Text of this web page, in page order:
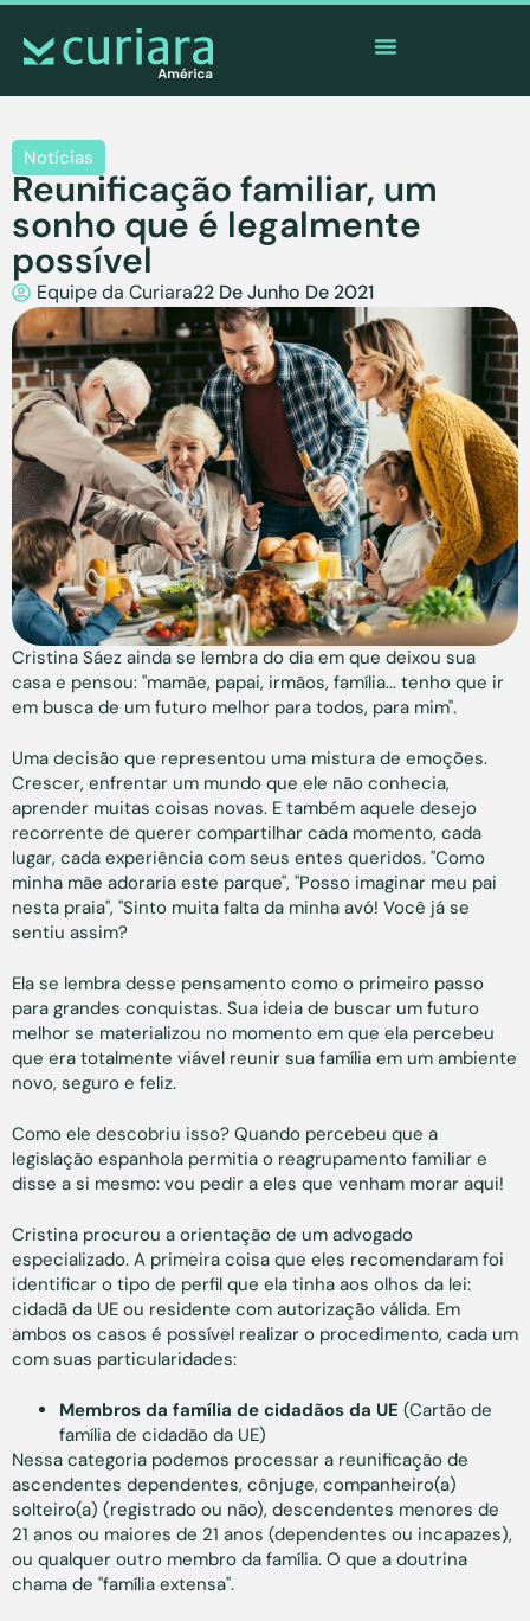
Notícias
Reunificação familiar, um
sonho que é legalmente
possível
Equipe da Curiara22 De Junho De 2021
Cristina Sáez ainda se lembra do dia em que deixou sua
casa e pensou: "mamãe, papai, irmãos, família... tenho que ir
em busca de um futuro melhor para todos, para mim".
Uma decisão que representou uma mistura de emoções.
Crescer, enfrentar um mundo que ele não conhecia,
aprender muitas coisas novas. E também aquele desejo
recorrente de querer compartilhar cada momento, cada
lugar, cada experiência com seus entes queridos. "Como
minha mãe adoraria este parque", "Posso imaginar meu pai
nesta praia", "Sinto muita falta da minha avó! Você já se
sentiu assim?
Ela se lembra desse pensamento como o primeiro passo
para grandes conquistas. Sua ideia de buscar um futuro
melhor se materializou no momento em que ela percebeu
que era totalmente viável reunir sua família em um ambiente
novo, seguro e feliz.
Como ele descobriu isso? Quando percebeu que a
legislação espanhola permitia o reagrupamento familiar e
disse a si mesmo: vou pedir a eles que venham morar aqui!
Cristina procurou a orientação de um advogado
especializado. A primeira coisa que eles recomendaram foi
identificar o tipo de perfil que ela tinha aos olhos da lei:
cidadã da UE ou residente com autorização válida. Em
ambos os casos é possível realizar o procedimento, cada um
com suas particularidades:
Membros da família de cidadãos da UE (Cartão de
família de cidadão da UE)
Nessa categoria podemos processar a reunificação de
ascendentes dependentes, cônjuge, companheiro(a)
solteiro(a) (registrado ou não), descendentes menores de
21 anos ou maiores de 21 anos (dependentes ou incapazes),
ou qualquer outro membro da família. O que a doutrina
chama de "família extensa".